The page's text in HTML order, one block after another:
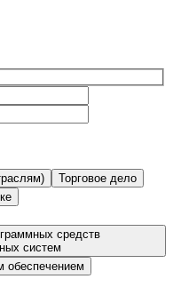
Торговое дело
средств
систем
обеспечением